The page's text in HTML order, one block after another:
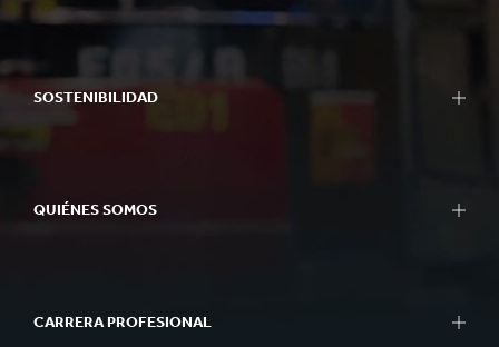
SOSTENIBILIDAD
QUIÉNES SOMOS
CARRERA PROFESIONAL